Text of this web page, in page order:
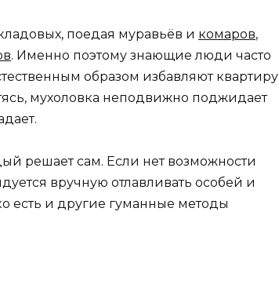
поедая муравьёв и комаров,
. Именно поэтому знающие люди часто
образом избавляют квартиру
мухоловка неподвижно поджидает
решает сам. Если нет возможности
вручную отлавливать особей и
есть и другие гуманные методы